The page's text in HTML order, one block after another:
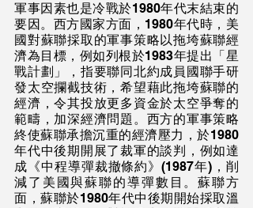
軍事因素也是冷戰於1980年代末結束的
要因。西方國家方面，1980年代時，美
國對蘇聯採取的軍事策略以拖垮蘇聯經
濟為目標，例如列根於1983年提出「星
戰計劃」，指要聯同北約成員國聯手研
發太空攔截技術，希望藉此拖垮蘇聯的
經濟，令其投放更多資金於太空爭奪的
範疇，加深經濟問題。西方的軍事策略
終使蘇聯承擔沉重的經濟壓力，於1980
年代中後期開展了裁軍的談判，例如達
成《中程導彈裁撤條約》(1987年)，削
減了美國與蘇聯的導彈數目。蘇聯方
面，蘇聯於1980年代中後期開始採取溫